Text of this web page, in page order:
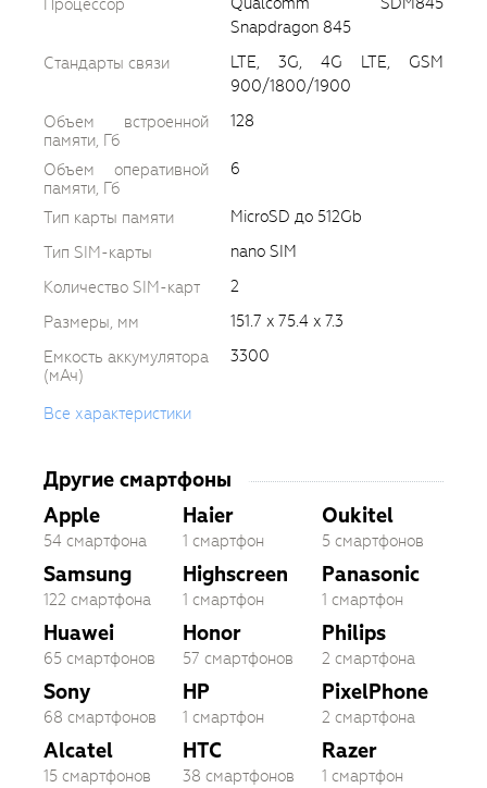
Snapdragon 845
Стандарты связи
LTE, 3G, 4G LTE, GSM
900/1800/1900
Объем встроенной
памяти, Гб
128
Объем оперативной
памяти, Гб
6
Тип карты памяти
MicroSD до 512Gb
Тип SIM-карты
nano SIM
Количество SIM-карт
2
Размеры, мм
151.7 x 75.4 x 7.3
Емкость аккумулятора
(мАч)
3300
Все характеристики
Другие смартфоны
Apple
54 смартфона
Samsung
122 смартфона
Huawei
65 смартфонов
Sony
68 смартфонов
Alcatel
15 смартфонов
Haier
1 смартфон
Highscreen
1 смартфон
Honor
57 смартфонов
HP
1 смартфон
HTC
38 смартфонов
Oukitel
5 смартфонов
Panasonic
1 смартфон
Philips
2 смартфона
PixelPhone
2 смартфона
Razer
1 смартфон